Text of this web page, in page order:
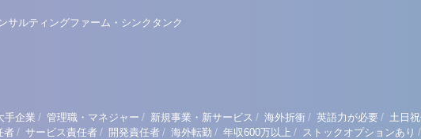
サルティングファーム・シンクタンク
手企業 / 管理職・マネジャー / 新規事業・新サービス / 海外折衝 / 英語力が必要 / 土日
者 / サービス責任者 / 開発責任者 / 海外転勤 / 年収600万以上 / ストックオプションあり /